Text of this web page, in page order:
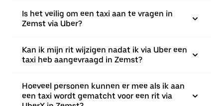
Is het veilig om een taxi aan te vragen in
Zemst via Uber?
Kan ik mijn rit wijzigen nadat ik via Uber een
taxi heb aangevraagd in Zemst?
Hoeveel personen kunnen er mee als ik aan
een taxi wordt gematcht voor een rit via